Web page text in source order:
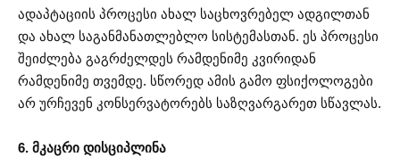
ადაპტაციის პროცესი ახალ საცხოვრებელ ადგილთან
და ახალ საგანმანათლებლო სისტემასთან. ეს პროცესი
შეიძლება გაგრძელდეს რამდენიმე კვირიდან
რამდენიმე თვემდე. სწორედ ამის გამო ფსიქოლოგები
არ ურჩევენ კონსერვატორებს საზღვარგარეთ სწავლას.
6. მკაცრი დისციპლინა